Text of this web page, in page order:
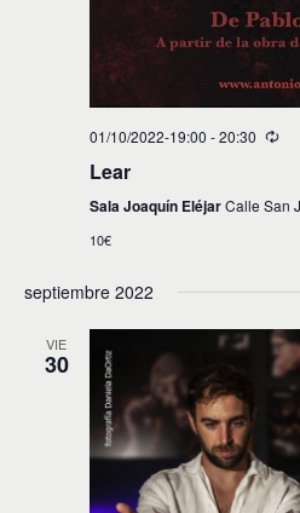
01/10/2022-19:00 -20:30
Lear
Sala Joaquín EléjarCalle San
10€
septiembre 2022
VIE
30